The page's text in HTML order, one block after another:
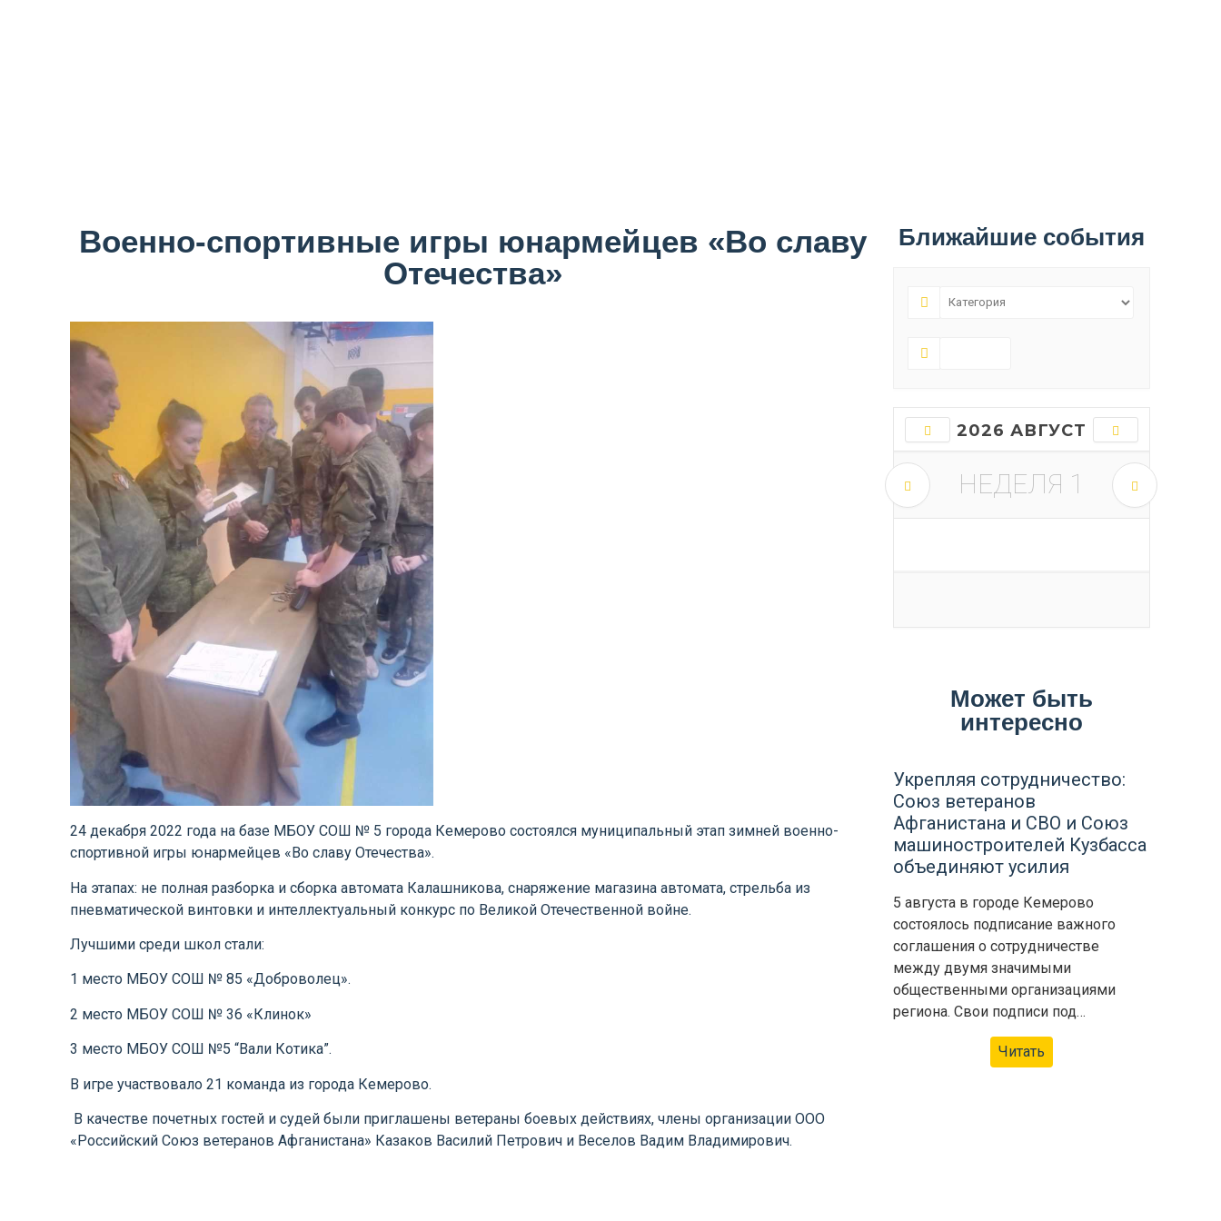
Военно-спортивные игры юнармейцев «Во славу
Отечества»
24 декабря 2022 года на базе МБОУ СОШ № 5 города Кемерово состоялся муниципальный этап зимней военно-
спортивной игры юнармейцев «Во славу Отечества».
На этапах: не полная разборка и сборка автомата Калашникова, снаряжение магазина автомата, стрельба из
пневматической винтовки и интеллектуальный конкурс по Великой Отечественной войне.
Лучшими среди школ стали:
1 место МБОУ СОШ № 85 «Доброволец».
2 место МБОУ СОШ № 36 «Клинок»
3 место МБОУ СОШ №5 “Вали Котика”.
В игре участвовало 21 команда из города Кемерово.
В качестве почетных гостей и судей были приглашены ветераны боевых действиях, члены организации ООО
«Российский Союз ветеранов Афганистана» Казаков Василий Петрович и Веселов Вадим Владимирович.
Ближайшие события
2026 АВГУСТ
НЕДЕЛЯ 1
Может быть
интересно
Укрепляя сотрудничество:
Союз ветеранов
Афганистана и СВО и Союз
машиностроителей Кузбасса
объединяют усилия
5 августа в городе Кемерово
состоялось подписание важного
соглашения о сотрудничестве
между двумя значимыми
общественными организациями
региона. Свои подписи под…
Читать